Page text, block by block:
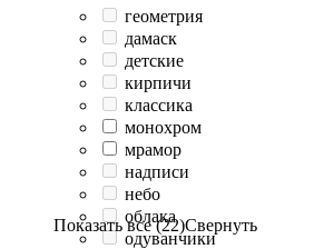
геометрия
дамаск
детские
кирпичи
классика
монохром
мрамор
надписи
небо
облака
одуванчики
Показать все (22)Свернуть